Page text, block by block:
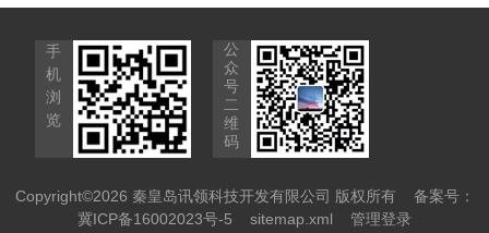
手
机
浏
览
公
众
号
二
维
码
Copyright©2026 秦皇岛讯领科技开发有限公司 版权所有 备案号：
冀ICP备16002023号-5
sitemap.xml 管理登录